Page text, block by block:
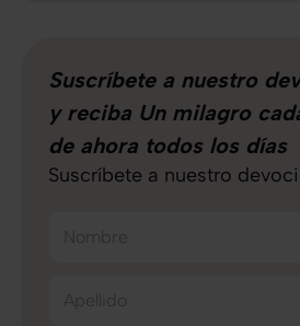
Suscríbete a nuestro
y reciba Un milagro
de ahora todos los días
Suscríbete a nuestro
Nombre
Apellido